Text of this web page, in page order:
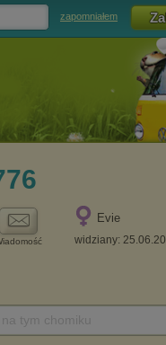
zapomniałem
Evie
widziany: